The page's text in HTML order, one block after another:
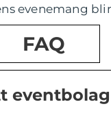
evenemang
FAQ